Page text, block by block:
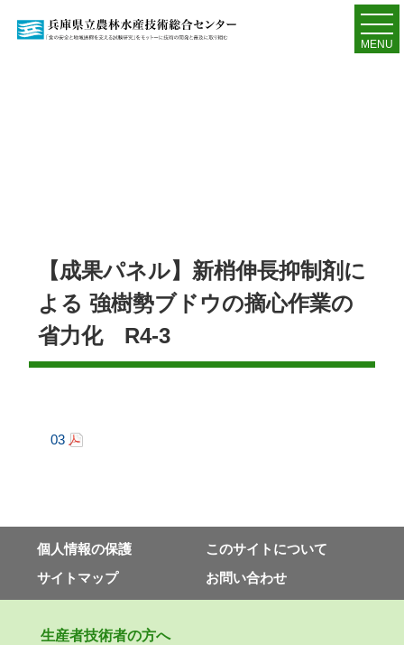
MENU
【成果パネル】新梢伸長抑制剤に
よる 強樹勢ブドウの摘心作業の
省力化 R4-3
03
個⼈情報の保護
このサイトについて
サイトマップ
お問い合わせ
⽣産者技術者の⽅へ